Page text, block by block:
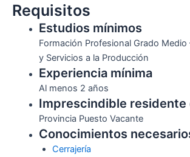
Requisitos
Estudios mínimos
Formación Profesional Grado Medio
y Servicios a la Producción
Experiencia mínima
Al menos 2 años
Imprescindible residente
Provincia Puesto Vacante
Conocimientos
Cerrajería